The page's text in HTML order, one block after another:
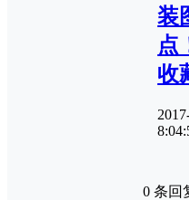
装
点
收
0 条回